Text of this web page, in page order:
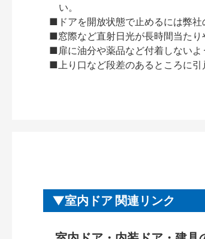
い。
■ドアを開放状態で止めるには弊社
■窓際など直射日光が長時間当たり
■扉に油分や薬品など付着しないよ
■上り口など段差のあるところに引
室内ドア 関連リンク